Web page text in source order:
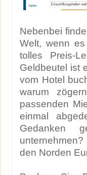
Nebenbei
Welt, wenn
tolles Preis-
Geldbeutel ist
vom Hotel
warum
passenden
einmal
Gedanken
den Norden